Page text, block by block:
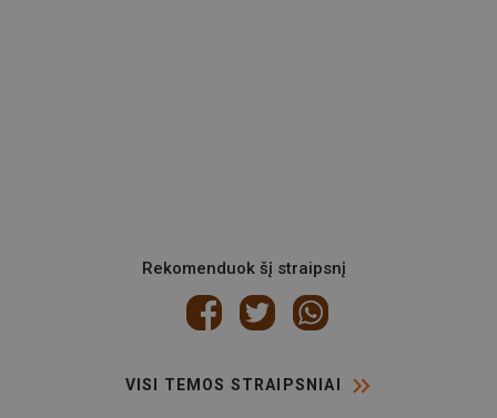
Rekomenduok šį straipsnį
VISI TEMOS STRAIPSNIAI